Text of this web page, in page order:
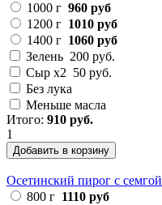
1000 г 960 руб
1200 г 1010 руб
1400 г 1060 руб
Зелень 200 руб.
Сыр х2 50 руб.
Без лука
Меньше масла
Итого: 910 руб.
1
Добавить в корзину
Осетинский пирог с семгой
800 г 1110 руб